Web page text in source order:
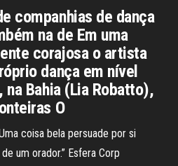
companhias de dança
na de Em uma
corajosa o artista
dança em nível
Bahia (Lia Robatto),
O
coisa bela persuade por si
um orador.” Esfera Corp